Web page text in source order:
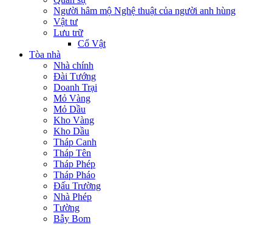
Người hâm mộ Nghệ thuật của người anh hùng
Vật tư
Lưu trữ
Cổ Vật
Tòa nhà
Nhà chính
Đài Tướng
Doanh Trại
Mỏ Vàng
Mỏ Dầu
Kho Vàng
Kho Dầu
Tháp Canh
Tháp Tên
Tháp Phép
Tháp Pháo
Đấu Trường
Nhà Phép
Tường
Bẫy Bom